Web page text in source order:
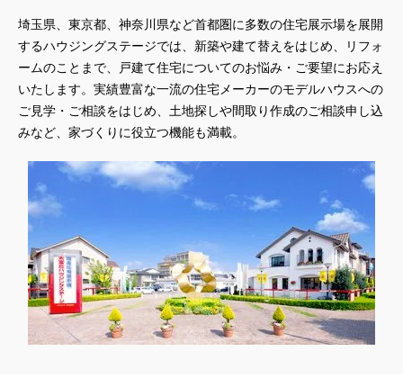
埼玉県、東京都、神奈川県など首都圏に多数の住宅展示場を展開
するハウジングステージでは、新築や建て替えをはじめ、リフォ
ームのことまで、戸建て住宅についてのお悩み・ご要望にお応え
いたします。実績豊富な一流の住宅メーカーのモデルハウスへの
ご見学・ご相談をはじめ、土地探しや間取り作成のご相談申し込
みなど、家づくりに役立つ機能も満載。